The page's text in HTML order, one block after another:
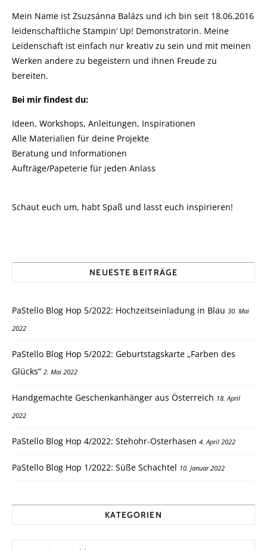
Mein Name ist Zsuzsánna Balázs und ich bin seit 18.06.2016
leidenschaftliche Stampin‘ Up! Demonstratorin. Meine
Leidenschaft ist einfach nur kreativ zu sein und mit meinen
Werken andere zu begeistern und ihnen Freude zu
bereiten.
Bei mir findest du:
Ideen, Workshops, Anleitungen, Inspirationen
Alle Materialien für deine Projekte
Beratung und Informationen
Aufträge/Papeterie für jeden Anlass
Schaut euch um, habt Spaß und lasst euch inspirieren!
NEUESTE BEITRÄGE
PaStello Blog Hop 5/2022: Hochzeitseinladung in Blau 30. Mai
2022
PaStello Blog Hop 5/2022: Geburtstagskarte „Farben des
Glücks“ 2. Mai 2022
Handgemachte Geschenkanhänger aus Österreich 18. April
2022
PaStello Blog Hop 4/2022: Stehohr-Osterhasen 4. April 2022
PaStello Blog Hop 1/2022: Süße Schachtel 10. Januar 2022
KATEGORIEN